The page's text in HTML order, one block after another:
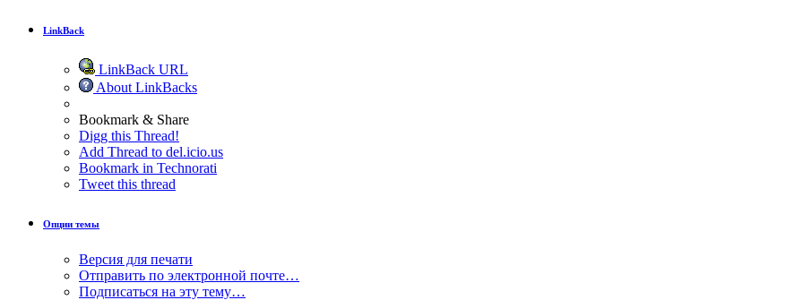
LinkBack
LinkBack URL
About LinkBacks
Bookmark & Share
Digg this Thread!
Add Thread to del.icio.us
Bookmark in Technorati
Tweet this thread
Опции темы
Версия для печати
Отправить по электронной почте…
Подписаться на эту тему…